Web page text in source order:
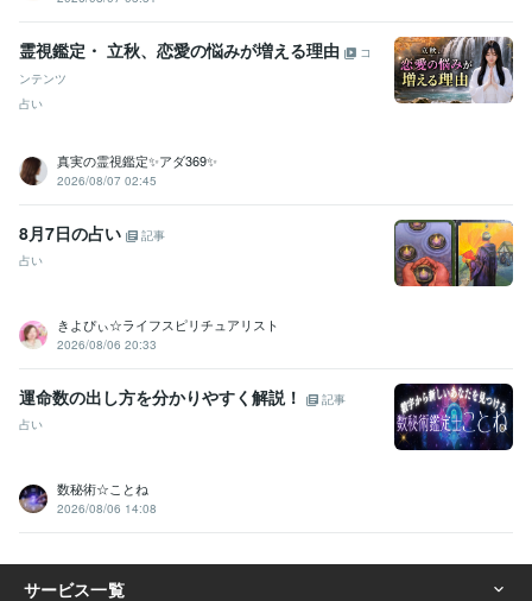
霊視鑑定・ 立秋、恋愛の悩みが増える理由
コ
ンテンツ
占い
真実の霊視鑑定✨アダ369✨
2026/08/07 02:45
8月7日の占い
記事
占い
きよぴぃ☆ライフスピリチュアリスト
2026/08/06 20:33
運命数の出し方を分かりやすく解説！
記事
占い
数秘術☆ことね
2026/08/06 14:08